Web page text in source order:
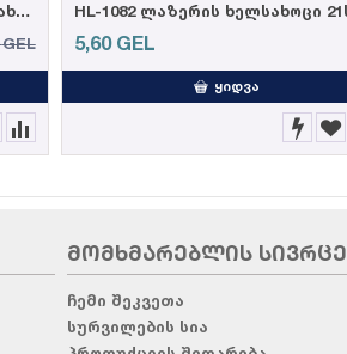
HL-1081 პერფორირებული ხელსახოცი რულონი 21სმ*80მ, 600გრ, (±5%)
GEL 5,60 GEL
ᲧᲘᲓᲕᲐ
ᲛᲝᲛᲮᲛᲐᲠᲔᲑᲚᲘᲡ ᲡᲘᲕᲠᲪᲔ
ჩემი შეკვეთა
სურვილების სია